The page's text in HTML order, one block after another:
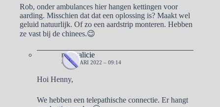
Rob, onder ambulances hier hangen kettingen voor
aarding. Misschien dat dat een oplossing is? Maakt wel
geluid natuurlijk. Of zo een aardstrip monteren. Hebben
ze vast bij de chinees.😉
naargalicie
4 JANUARI 2022 – 09:14
Hoi Henny,
We hebben een telepathische connectie. Er hangt